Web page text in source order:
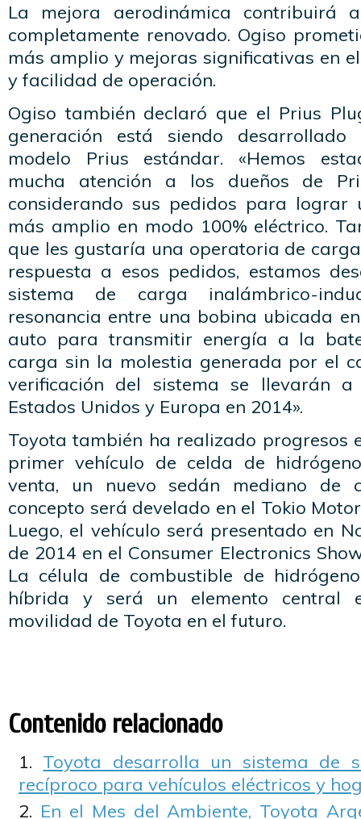
La mejora aerodinámica contribuirá
completamente renovado. Ogiso
más amplio y mejoras significativas en
y facilidad de operación.
Ogiso también declaró que el Prius
generación está siendo
modelo Prius estándar. «Hemos
mucha atención a los dueños de
considerando sus pedidos para lograr
más amplio en modo 100% eléctrico.
que les gustaría una operatoria de
respuesta a esos pedidos, estamos
sistema de carga inalámbrico-
resonancia entre una bobina ubicada
auto para transmitir energía a la
carga sin la molestia generada por el
verificación del sistema se llevarán
Estados Unidos y Europa en 2014».
Toyota también ha realizado progresos
primer vehículo de celda de
venta, un nuevo sedán mediano de
concepto será develado en el Tokio
Luego, el vehículo será presentado en
de 2014 en el Consumer Electronics
La célula de combustible de
híbrida y será un elemento central
movilidad de Toyota en el futuro.
Contenido relacionado
Toyota desarrolla un sistema de
recíproco para vehículos eléctricos y
En el Mes del Ambiente, Toyota